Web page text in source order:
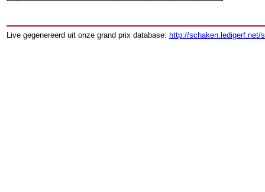
Live gegenereerd uit onze grand prix database: http://schaken.ledigerf.net/